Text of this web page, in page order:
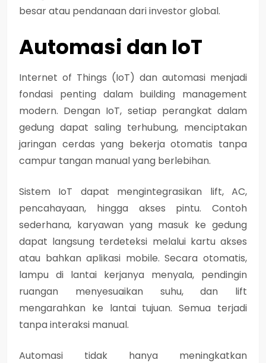
besar atau pendanaan dari investor global.
Automasi dan IoT
Internet of Things (IoT) dan automasi menjadi
fondasi penting dalam building management
modern. Dengan IoT, setiap perangkat dalam
gedung dapat saling terhubung, menciptakan
jaringan cerdas yang bekerja otomatis tanpa
campur tangan manual yang berlebihan.
Sistem IoT dapat mengintegrasikan lift, AC,
pencahayaan, hingga akses pintu. Contoh
sederhana, karyawan yang masuk ke gedung
dapat langsung terdeteksi melalui kartu akses
atau bahkan aplikasi mobile. Secara otomatis,
lampu di lantai kerjanya menyala, pendingin
ruangan menyesuaikan suhu, dan lift
mengarahkan ke lantai tujuan. Semua terjadi
tanpa interaksi manual.
Automasi tidak hanya meningkatkan